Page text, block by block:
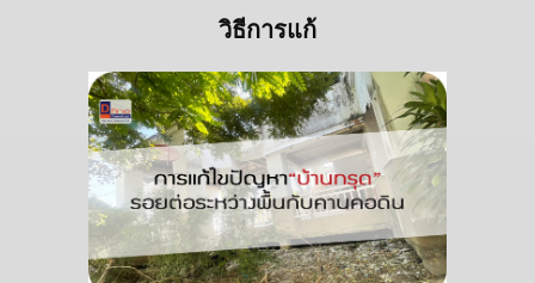
วิธีการแก้